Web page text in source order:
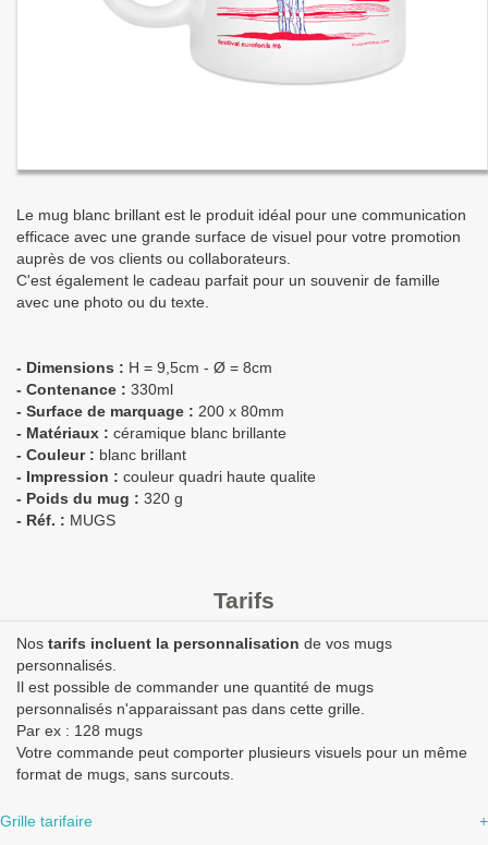
Le mug blanc brillant est le produit idéal pour une communication
efficace avec une grande surface de visuel pour votre promotion
auprès de vos clients ou collaborateurs.
C'est également le cadeau parfait pour un souvenir de famille
avec une photo ou du texte.
- Dimensions : H = 9,5cm - Ø = 8cm
- Contenance : 330ml
- Surface de marquage : 200 x 80mm
- Matériaux : céramique blanc brillante
- Couleur : blanc brillant
- Impression : couleur quadri haute qualite
- Poids du mug : 320 g
- Réf. : MUGS
Tarifs
Nos tarifs incluent la personnalisation de vos mugs
personnalisés.
Il est possible de commander une quantité de mugs
personnalisés n'apparaissant pas dans cette grille.
Par ex : 128 mugs
Votre commande peut comporter plusieurs visuels pour un même
format de mugs, sans surcouts.
Grille tarifaire +